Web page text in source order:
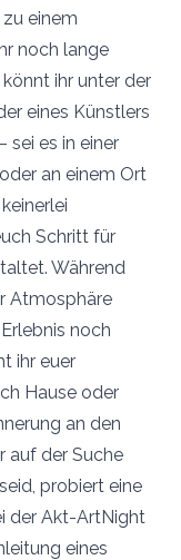
einem
noch lange
ihr unter der
eines Künstlers
sei es in einer
an einem Ort
Schritt für
Während
Atmosphäre
noch
ihr euer
Hause oder
an den
auf der Suche
probiert eine
der Akt-ArtNight
eines